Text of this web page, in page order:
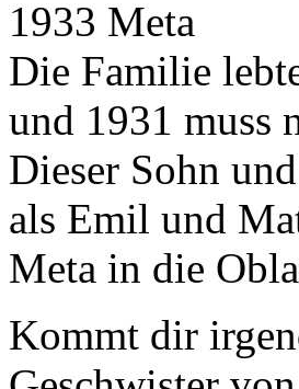
1933 Meta
Die Familie
und 1931 muss
Dieser Sohn
als Emil und
Meta in die
Kommt dir